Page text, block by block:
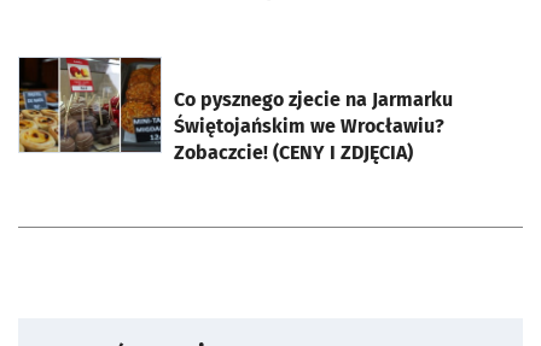
Co pysznego zjecie na Jarmarku
Świętojańskim we Wrocławiu?
Zobaczcie! (CENY I ZDJĘCIA)
otworzy się w nowej karcie